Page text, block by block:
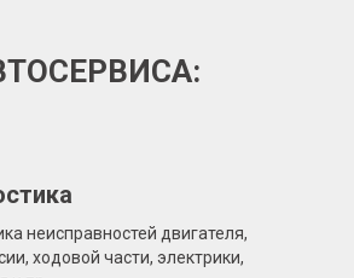
неисправностей двигателя,
ходовой части, электрики,